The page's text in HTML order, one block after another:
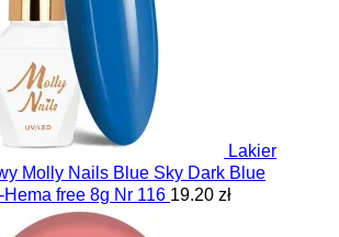
Lakier
Molly Nails Blue Sky Dark Blue
Hema free 8g Nr 116 19.20 zł